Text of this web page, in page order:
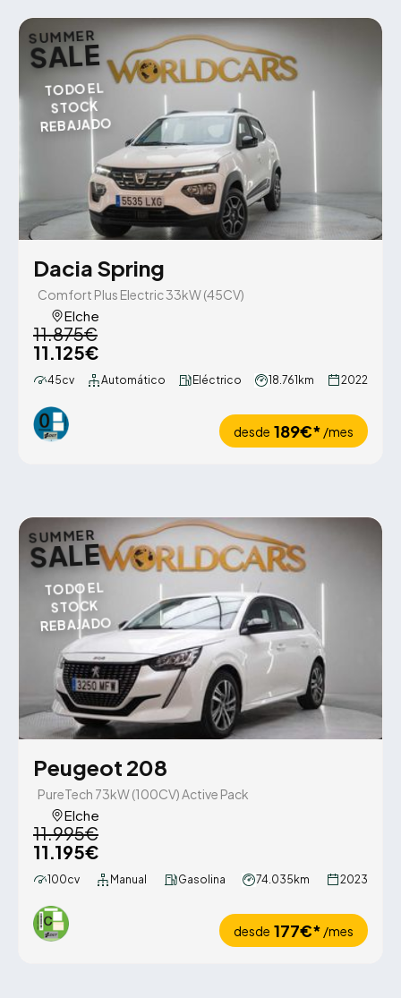
SUMMER
SALE
TODO EL
STOCK
REBAJADO
Dacia Spring
Comfort Plus Electric 33kW (45CV)
Elche
11.875€
11.125€
45cv Automático Eléctrico 18.761km 2022
desde 189€* /mes
SUMMER
SALE
TODO EL
STOCK
REBAJADO
Peugeot 208
PureTech 73kW (100CV) Active Pack
Elche
11.995€
11.195€
100cv Manual Gasolina 74.035km 2023
desde 177€* /mes